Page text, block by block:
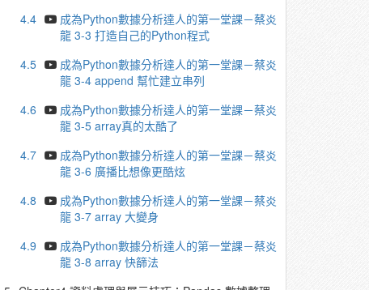
4.4
成為Python數據分析達人的第一堂課－蔡炎
龍 3-3 打造自己的Python程式
4.5
成為Python數據分析達人的第一堂課－蔡炎
龍 3-4 append 幫忙建立串列
4.6
成為Python數據分析達人的第一堂課－蔡炎
龍 3-5 array真的太酷了
4.7
成為Python數據分析達人的第一堂課－蔡炎
龍 3-6 廣播比想像更酷炫
4.8
成為Python數據分析達人的第一堂課－蔡炎
龍 3-7 array 大變身
4.9
成為Python數據分析達人的第一堂課－蔡炎
龍 3-8 array 快篩法